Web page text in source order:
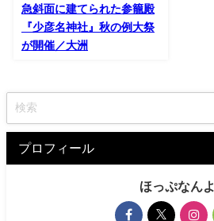
急斜面に建てられた参籠殿
『少彦名神社』秋の例大祭
が開催／大洲
プロフィール
ほっぷなんよ